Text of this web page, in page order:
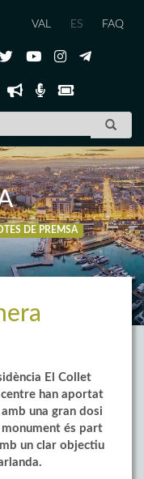
VAL ES FAQ
DE PREMSA
El Collet
han aportat
una gran dosi
és part
un clar objectiu